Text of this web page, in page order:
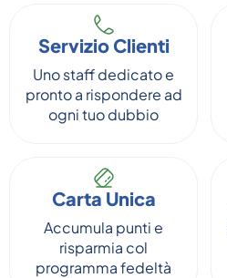
Servizio Clienti
Uno staff dedicato e
pronto a rispondere ad
ogni tuo dubbio
Carta Unica
Accumula punti e
risparmia col
programma fedeltà